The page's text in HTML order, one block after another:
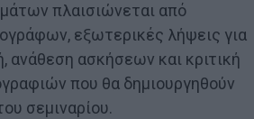
πλαισιώνεται από
εξωτερικές λήψεις για
ανάθεση ασκήσεων και κριτική
που θα δημιουργηθούν
σεμιναρίου.